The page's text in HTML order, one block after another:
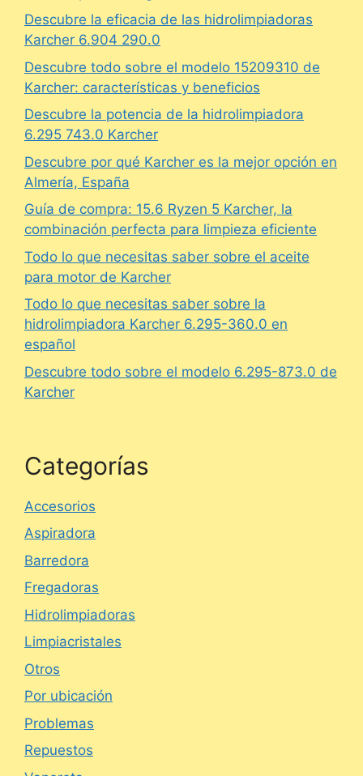
Descubre la eficacia de las hidrolimpiadoras
Karcher 6.904 290.0
Descubre todo sobre el modelo 15209310 de
Karcher: características y beneficios
Descubre la potencia de la hidrolimpiadora
6.295 743.0 Karcher
Descubre por qué Karcher es la mejor opción en
Almería, España
Guía de compra: 15.6 Ryzen 5 Karcher, la
combinación perfecta para limpieza eficiente
Todo lo que necesitas saber sobre el aceite
para motor de Karcher
Todo lo que necesitas saber sobre la
hidrolimpiadora Karcher 6.295-360.0 en
español
Descubre todo sobre el modelo 6.295-873.0 de
Karcher
Categorías
Accesorios
Aspiradora
Barredora
Fregadoras
Hidrolimpiadoras
Limpiacristales
Otros
Por ubicación
Problemas
Repuestos